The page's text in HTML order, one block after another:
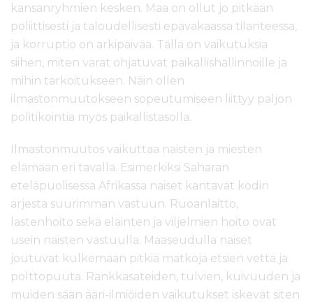
kansanryhmien kesken. Maa on ollut jo pitkään
poliittisesti ja taloudellisesti epävakaassa tilanteessa,
ja korruptio on arkipäivää. Tällä on vaikutuksia
siihen, miten varat ohjatuvat paikallishallinnoille ja
mihin tarkoitukseen. Näin ollen
ilmastonmuutokseen sopeutumiseen liittyy paljon
politikointia myös paikallistasolla.
Ilmastonmuutos vaikuttaa naisten ja miesten
elämään eri tavalla. Esimerkiksi Saharan
eteläpuolisessa Afrikassa naiset kantavat kodin
arjesta suurimman vastuun. Ruoanlaitto,
lastenhoito sekä eläinten ja viljelmien hoito ovat
usein naisten vastuulla. Maaseudulla naiset
joutuvat kulkemaan pitkiä matkoja etsien vettä ja
polttopuuta. Rankkasateiden, tulvien, kuivuuden ja
muiden sään ääri-ilmiöiden vaikutukset iskevät siten